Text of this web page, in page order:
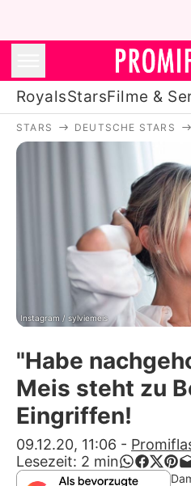
RoyalsStarsFilme &
Filme &
Familie
Promiflash
Alle Themen
App
STARS DEUTSCHE STARS
Instagram / sylviemeis
"Habe
Meis steht zu
Eingriffen!
09.12.20, 11:06 -
Lesezeit: 2 min